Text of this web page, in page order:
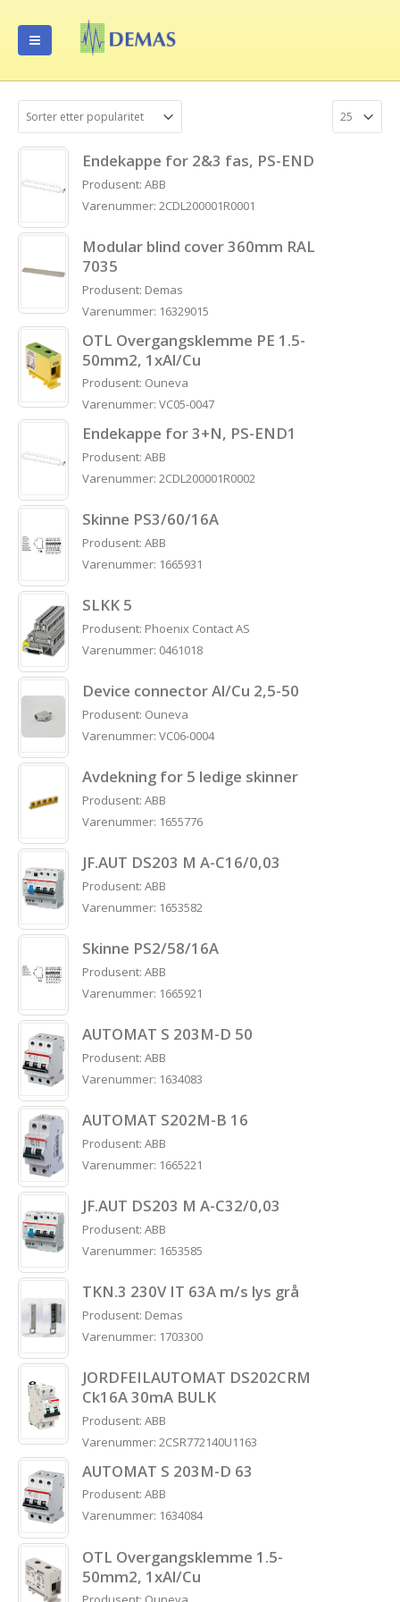
Endekappe for 2&3 fas, PS-END
Produsent: ABB
Varenummer: 2CDL200001R0001
Modular blind cover 360mm RAL
7035
Produsent: Demas
Varenummer: 16329015
OTL Overgangsklemme PE 1.5-
50mm2, 1xAl/Cu
Produsent: Ouneva
Varenummer: VC05-0047
Endekappe for 3+N, PS-END1
Produsent: ABB
Varenummer: 2CDL200001R0002
Skinne PS3/60/16A
Produsent: ABB
Varenummer: 1665931
SLKK 5
Produsent: Phoenix Contact AS
Varenummer: 0461018
Device connector Al/Cu 2,5-50
Produsent: Ouneva
Varenummer: VC06-0004
Avdekning for 5 ledige skinner
Produsent: ABB
Varenummer: 1655776
JF.AUT DS203 M A-C16/0,03
Produsent: ABB
Varenummer: 1653582
Skinne PS2/58/16A
Produsent: ABB
Varenummer: 1665921
AUTOMAT S 203M-D 50
Produsent: ABB
Varenummer: 1634083
AUTOMAT S202M-B 16
Produsent: ABB
Varenummer: 1665221
JF.AUT DS203 M A-C32/0,03
Produsent: ABB
Varenummer: 1653585
TKN.3 230V IT 63A m/s lys grå
Produsent: Demas
Varenummer: 1703300
JORDFEILAUTOMAT DS202CRM
Ck16A 30mA BULK
Produsent: ABB
Varenummer: 2CSR772140U1163
AUTOMAT S 203M-D 63
Produsent: ABB
Varenummer: 1634084
OTL Overgangsklemme 1.5-
50mm2, 1xAl/Cu